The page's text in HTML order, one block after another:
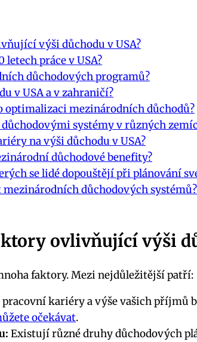
výši důchodu v USA?
letech práce v USA?
důchodových programů?
v USA a v zahraničí?
optimalizaci mezinárodních důchodů?
systémy v různých
na výši důchodu v USA?
důchodové benefity?
se lidé dopouštějí při plánování
mezinárodních důchodových systémů?
ovlivňující výši
faktory. Mezi nejdůležitější patří:
pracovní kariéry a výše vašich příjmů
očekávat.
Existují různé druhy důchodových